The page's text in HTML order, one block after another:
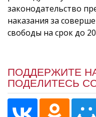
законодательство
наказания за
свободы на срок до
ПОДДЕРЖИТЕ
ПОДЕЛИТЕСЬ